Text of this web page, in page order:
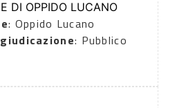
DI OPPIDO LUCANO
: Oppido Lucano
: Pubblico